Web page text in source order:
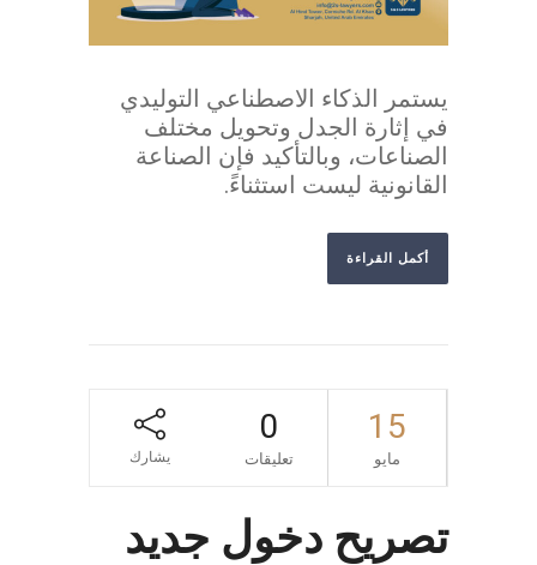
يستمر الذكاء الاصطناعي التوليدي
في إثارة الجدل وتحويل مختلف
الصناعات، وبالتأكيد فإن الصناعة
القانونية ليست استثناءً.
أكمل القراءة
15
مايو
0
تعليقات يشارك
تصريح دخول جديد